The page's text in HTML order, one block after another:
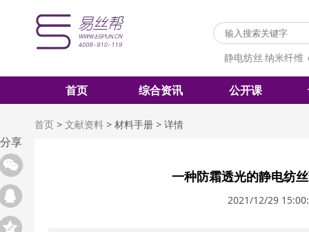
静电纺丝 纳米纤维
首页 综合资讯 公开课
首页 > 文献资料 > 材料手册 > 详情
一种防霜透光的静电纺
2021/12/29
分享